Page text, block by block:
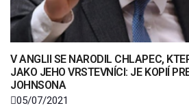
V ANGLII SE NARODIL CHLAPEC,
JAKO JEHO VRSTEVNÍCI: JE KOPIÍ
JOHNSONA
05/07/2021